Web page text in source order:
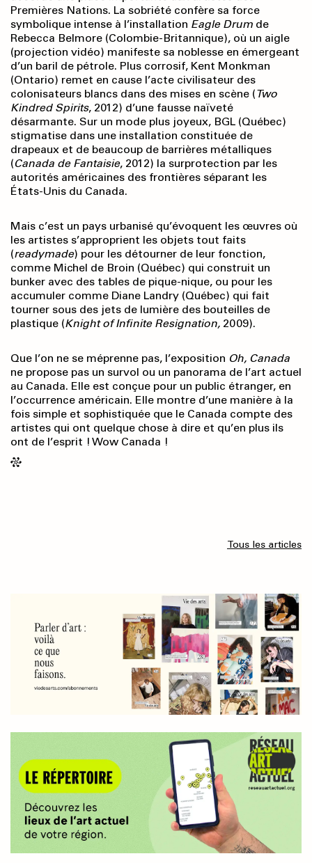
Premières Nations. La sobriété confère sa force
symbolique intense à l’installation Eagle Drum de
Rebecca Belmore (Colombie-Britannique), où un aigle
(projection vidéo) manifeste sa noblesse en émergeant
d’un baril de pétrole. Plus corrosif, Kent Monkman
(Ontario) remet en cause l’acte civilisateur des
colonisateurs blancs dans des mises en scène (Two
Kindred Spirits, 2012) d’une fausse naïveté
désarmante. Sur un mode plus joyeux, BGL (Québec)
stigmatise dans une installation constituée de
drapeaux et de beaucoup de barrières métalliques
(Canada de Fantaisie, 2012) la surprotection par les
autorités américaines des frontières séparant les
États-Unis du Canada.
Mais c’est un pays urbanisé qu’évoquent les œuvres où
les artistes s’approprient les objets tout faits
(readymade) pour les détourner de leur fonction,
comme Michel de Broin (Québec) qui construit un
bunker avec des tables de pique-nique, ou pour les
accumuler comme Diane Landry (Québec) qui fait
tourner sous des jets de lumière des bouteilles de
plastique (Knight of Infinite Resignation, 2009).
Que l’on ne se méprenne pas, l’exposition Oh, Canada
ne propose pas un survol ou un panorama de l’art actuel
au Canada. Elle est conçue pour un public étranger, en
l’occurrence américain. Elle montre d’une manière à la
fois simple et sophistiquée que le Canada compte des
artistes qui ont quelque chose à dire et qu’en plus ils
ont de l’esprit ! Wow Canada !
Tous les articles